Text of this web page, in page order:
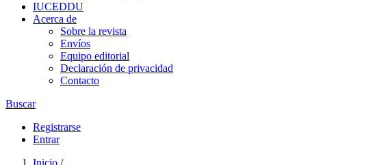
IUCEDDU
Acerca de
Sobre la revista
Envíos
Equipo editorial
Declaración de privacidad
Contacto
Buscar
Registrarse
Entrar
Inicio /